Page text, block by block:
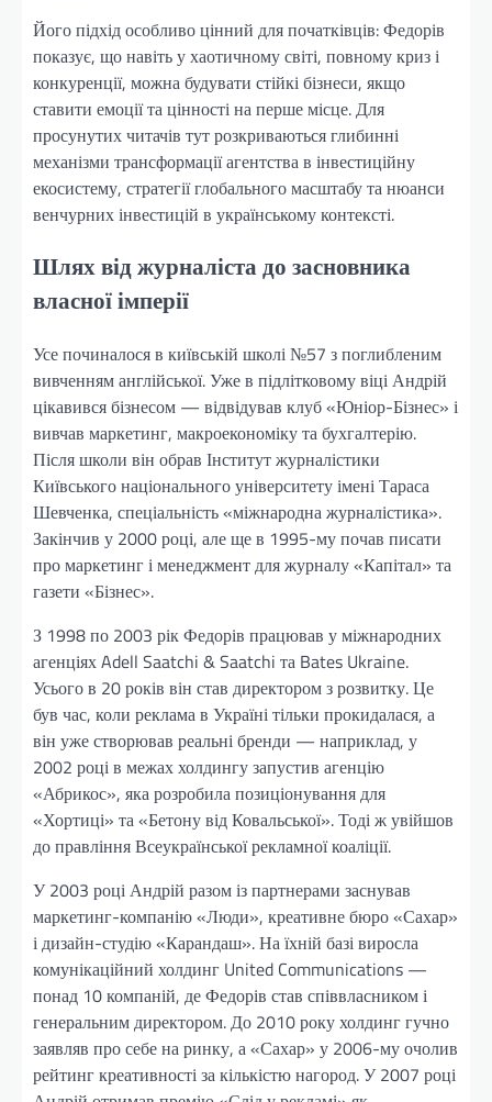
Його підхід особливо цінний для початківців: Федорів
показує, що навіть у хаотичному світі, повному криз і
конкуренції, можна будувати стійкі бізнеси, якщо
ставити емоції та цінності на перше місце. Для
просунутих читачів тут розкриваються глибинні
механізми трансформації агентства в інвестиційну
екосистему, стратегії глобального масштабу та нюанси
венчурних інвестицій в українському контексті.
Шлях від журналіста до засновника
власної імперії
Усе починалося в київській школі №57 з поглибленим
вивченням англійської. Уже в підлітковому віці Андрій
цікавився бізнесом — відвідував клуб «Юніор-Бізнес» і
вивчав маркетинг, макроекономіку та бухгалтерію.
Після школи він обрав Інститут журналістики
Київського національного університету імені Тараса
Шевченка, спеціальність «міжнародна журналістика».
Закінчив у 2000 році, але ще в 1995-му почав писати
про маркетинг і менеджмент для журналу «Капітал» та
газети «Бізнес».
З 1998 по 2003 рік Федорів працював у міжнародних
агенціях Adell Saatchi & Saatchi та Bates Ukraine.
Усього в 20 років він став директором з розвитку. Це
був час, коли реклама в Україні тільки прокидалася, а
він уже створював реальні бренди — наприклад, у
2002 році в межах холдингу запустив агенцію
«Абрикос», яка розробила позиціонування для
«Хортиці» та «Бетону від Ковальської». Тоді ж увійшов
до правління Всеукраїнської рекламної коаліції.
У 2003 році Андрій разом із партнерами заснував
маркетинг-компанію «Люди», креативне бюро «Сахар»
і дизайн-студію «Карандаш». На їхній базі виросла
комунікаційний холдинг United Communications —
понад 10 компаній, де Федорів став співвласником і
генеральним директором. До 2010 року холдинг гучно
заявляв про себе на ринку, а «Сахар» у 2006-му очолив
рейтинг креативності за кількістю нагород. У 2007 році